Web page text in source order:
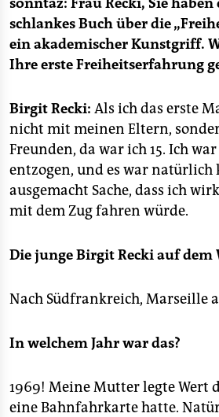
schlankes Buch über die
ein akademischer Kunstgriff.
Ihre erste Freiheitserfahrung
Birgit Recki: Als ich das erste
nicht mit meinen Eltern,
Freunden, da war ich 15. Ich
entzogen, und es war natürlich
ausgemacht Sache, dass ich
mit dem Zug fahren würde.
Die junge Birgit Recki auf dem
Nach Südfrankreich, Marseille
In welchem Jahr war das?
1969! Meine Mutter legte Wert
eine Bahnfahrkarte hatte.